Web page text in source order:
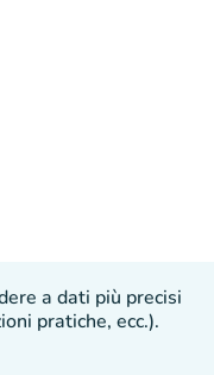
a dati più precisi
pratiche, ecc.).